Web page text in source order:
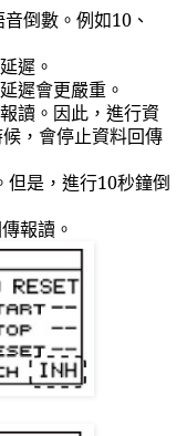
倒數。例如10 、
遲。
遲會更嚴重。
讀。因此，進行資
，會停止資料回傳
但是，進行10秒鐘倒
報讀。